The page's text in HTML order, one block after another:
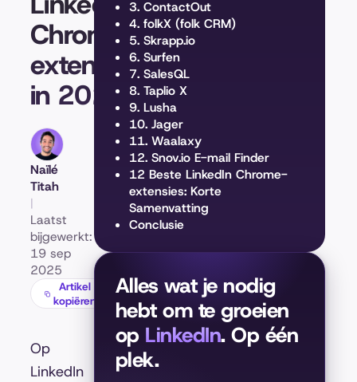
Chrome-
extensies
in 2026
Naïlé
Titah
|
Laatst
bijgewerkt:
19 sep
2025
Artikel
kopiëren
Op
LinkedIn
3. ContactOut
4. folkX (folk CRM)
5. Skrapp.io
6. Surfen
7. SalesQL
8. Taplio X
9. Lusha
10. Jager
11. Waalaxy
12. Snov.io E-mail Finder
12 Beste LinkedIn Chrome-
extensies: Korte
Samenvatting
Conclusie
Alles wat je nodig
hebt om te groeien
op LinkedIn. Op één
plek.